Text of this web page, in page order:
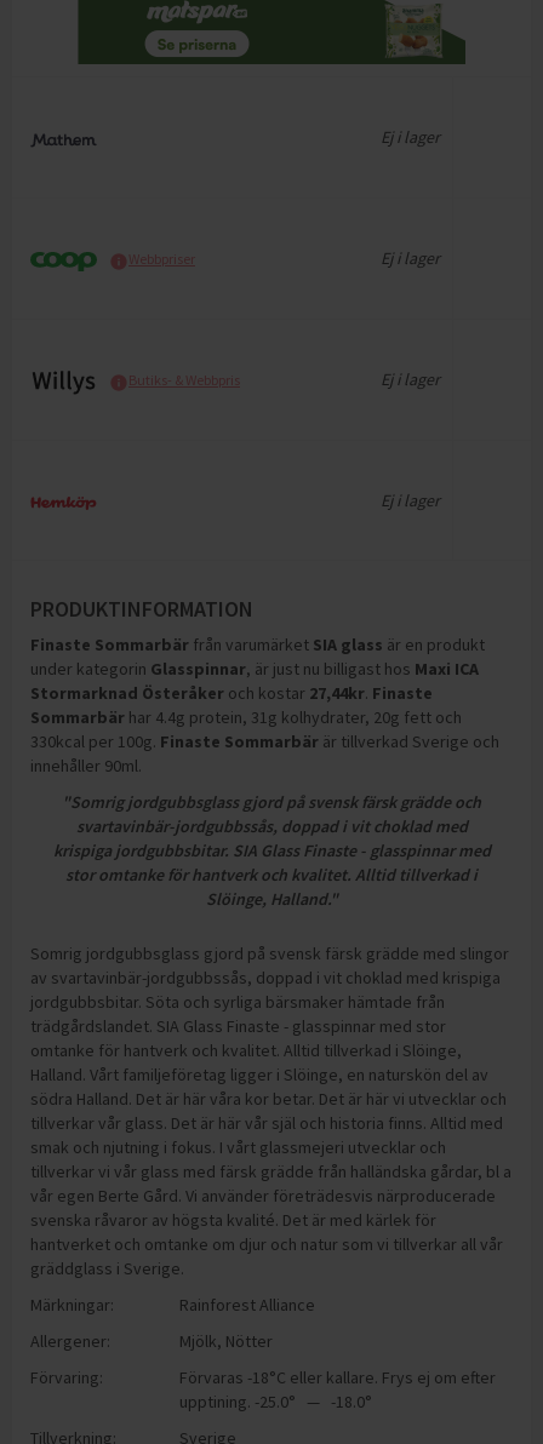
Ej i lager
Webbpriser Ej i lager
Butiks- & Webbpris Ej i lager
Ej i lager
PRODUKTINFORMATION
Finaste Sommarbär från varumärket SIA glass är en produkt
under kategorin Glasspinnar, är just nu billigast hos Maxi ICA
Stormarknad Österåker och kostar 27,44kr. Finaste
Sommarbär har 4.4g protein, 31g kolhydrater, 20g fett och
330kcal per 100g. Finaste Sommarbär är tillverkad Sverige och
innehåller 90ml.
"Somrig jordgubbsglass gjord på svensk färsk grädde och
svartavinbär-jordgubbssås, doppad i vit choklad med
krispiga jordgubbsbitar. SIA Glass Finaste - glasspinnar med
stor omtanke för hantverk och kvalitet. Alltid tillverkad i
Slöinge, Halland."
Somrig jordgubbsglass gjord på svensk färsk grädde med slingor
av svartavinbär-jordgubbssås, doppad i vit choklad med krispiga
jordgubbsbitar. Söta och syrliga bärsmaker hämtade från
trädgårdslandet. SIA Glass Finaste - glasspinnar med stor
omtanke för hantverk och kvalitet. Alltid tillverkad i Slöinge,
Halland. Vårt familjeföretag ligger i Slöinge, en naturskön del av
södra Halland. Det är här våra kor betar. Det är här vi utvecklar och
tillverkar vår glass. Det är här vår själ och historia finns. Alltid med
smak och njutning i fokus. I vårt glassmejeri utvecklar och
tillverkar vi vår glass med färsk grädde från halländska gårdar, bl a
vår egen Berte Gård. Vi använder företrädesvis närproducerade
svenska råvaror av högsta kvalité. Det är med kärlek för
hantverket och omtanke om djur och natur som vi tillverkar all vår
gräddglass i Sverige.
Märkningar:
Rainforest Alliance
Allergener:
Mjölk, Nötter
Förvaring:
Förvaras -18°C eller kallare. Frys ej om efter
upptining. -25.0° — -18.0°
Tillverkning:
Sverige